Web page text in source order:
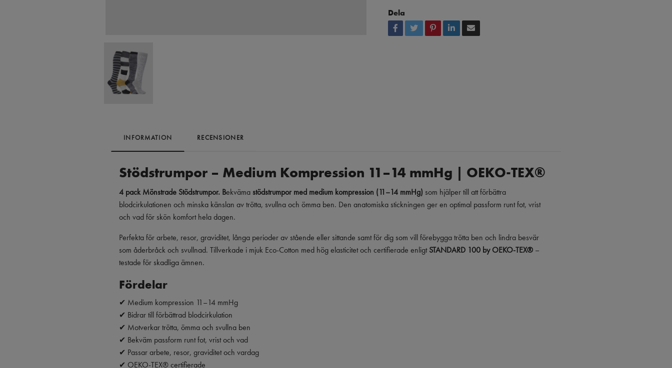
Dela
INFORMATION RECENSIONER
Stödstrumpor – Medium Kompression 11–14 mmHg | OEKO-TEX®
4 pack Mönstrade Stödstrumpor. Bekvämastödstrumpor med medium kompression (11–14 mmHg) som hjälper till att förbättra
blodcirkulationen och minska känslan av trötta, svullna och ömma ben. Den anatomiska stickningen ger en optimal passform runt fot, vrist
och vad för skön komfort hela dagen.
Perfekta för arbete, resor, graviditet, långa perioder av stående eller sittande samt för dig som vill förebygga trötta ben och lindra besvär
som åderbråck och svullnad. Tillverkade i mjuk Eco-Cotton med hög elasticitet och certifierade enligtSTANDARD 100 by OEKO-TEX® –
testade för skadliga ämnen.
Fördelar
✔ Medium kompression 11–14 mmHg
✔ Bidrar till förbättrad blodcirkulation
✔ Motverkar trötta, ömma och svullna ben
✔ Bekväm passform runt fot, vrist och vad
✔ Passar arbete, resor, graviditet och vardag
✔ OEKO-TEX® certifierade